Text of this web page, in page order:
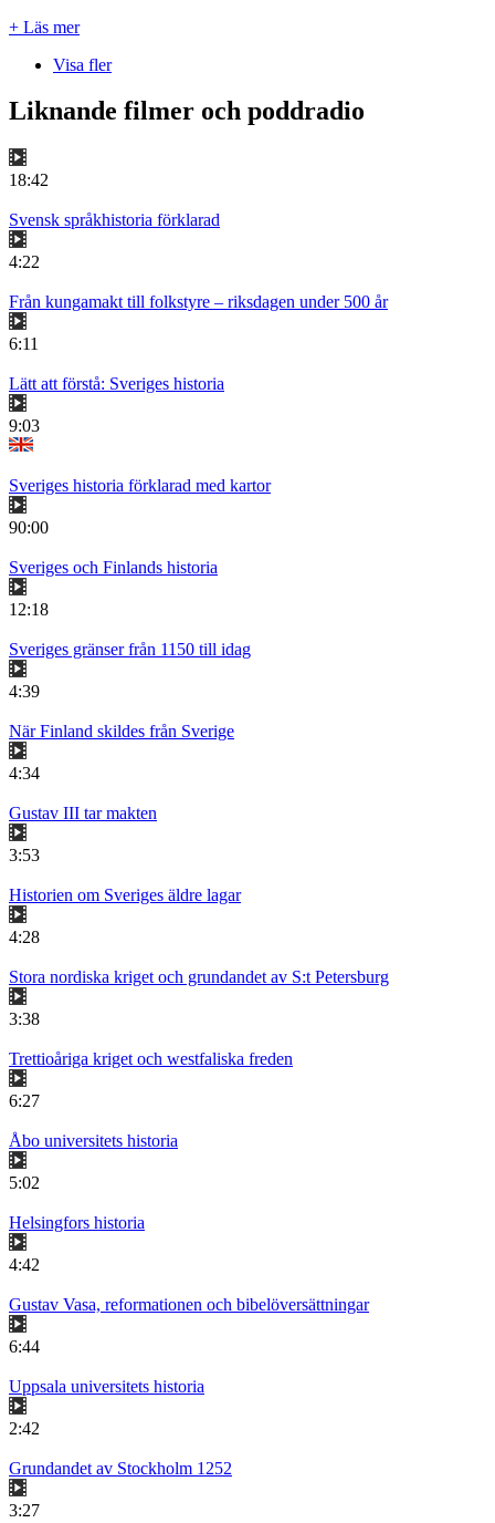
+ Läs mer
Visa fler
Liknande filmer och poddradio
18:42
Svensk språkhistoria förklarad
4:22
Från kungamakt till folkstyre – riksdagen under 500 år
6:11
Lätt att förstå: Sveriges historia
9:03
Sveriges historia förklarad med kartor
90:00
Sveriges och Finlands historia
12:18
Sveriges gränser från 1150 till idag
4:39
När Finland skildes från Sverige
4:34
Gustav III tar makten
3:53
Historien om Sveriges äldre lagar
4:28
Stora nordiska kriget och grundandet av S:t Petersburg
3:38
Trettioåriga kriget och westfaliska freden
6:27
Åbo universitets historia
5:02
Helsingfors historia
4:42
Gustav Vasa, reformationen och bibelöversättningar
6:44
Uppsala universitets historia
2:42
Grundandet av Stockholm 1252
3:27